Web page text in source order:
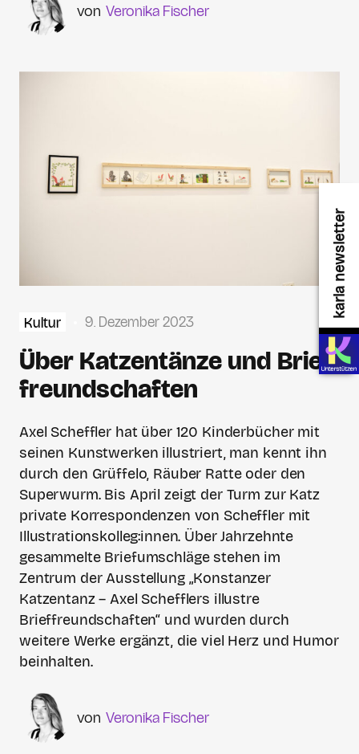
karla newsletter
Veronika Fischer
Kultur 9. Dezember 2023
Über Katzen­tänze und Brief­
freund­schaften
Axel Scheffler hat über 120 Kinderbücher mit
seinen Kunstwerken illustriert, man kennt ihn
durch den Grüffelo, Räuber Ratte oder den
Superwurm. Bis April zeigt der Turm zur Katz
private Korrespondenzen von Scheffler mit
Illustrationskolleg:innen. Über Jahrzehnte
gesammelte Briefumschläge stehen im
Zentrum der Ausstellung „Konstanzer
Katzentanz – Axel Schefflers illustre
Brieffreundschaften“ und wurden durch
weitere Werke ergänzt, die viel Herz und Humor
beinhalten.
Veronika Fischer